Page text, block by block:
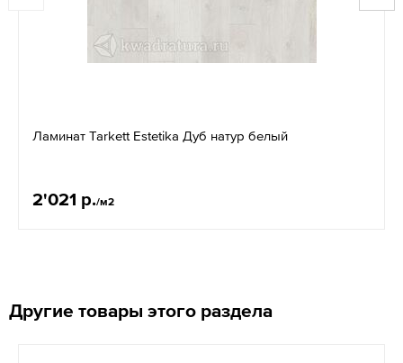
Ламинат Tarkett Estetika Дуб натур белый
2'021 р./м2
Другие товары этого раздела